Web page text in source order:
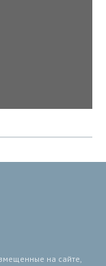
на сайте,